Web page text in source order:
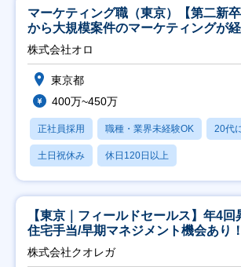
マーケティング職（東京）【第二新
から大規模案件のマーケティングが
修充実】
株式会社オロ
東京都
400万~450万
正社員採用 職種・業界未経験OK 20代
土日祝休み 休日120日以上
【東京｜フィールドセールス】年4回
住宅手当/早期マネジメント機会あり！
株式会社クオレガ